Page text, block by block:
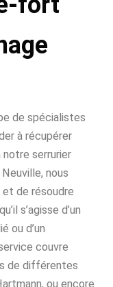
de spécialistes
à récupérer
notre serrurier
nous
et de résoudre
s’agisse d’un
ou d’un
couvre
de différentes
ou encore